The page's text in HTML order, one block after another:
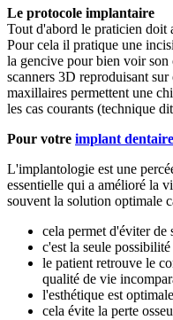
Le protocole implantaire
Tout d'abord le praticien doit
Pour cela il pratique une
la gencive pour bien voir
scanners 3D reproduisant
maxillaires permettent une
les cas courants (technique
Pour votre implant
L'implantologie est une
essentielle qui a amélioré la
souvent la solution optimale
cela permet d'éviter de
c'est la seule
le patient retrouve le
qualité de vie
l'esthétique est optimale
cela évite la perte